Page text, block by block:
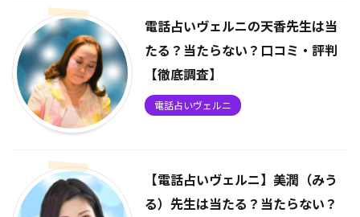
電話占いヴェルニの天香先生は当
たる？当たらない？口コミ・評判
【徹底調査】
電話占いヴェルニ
【電話占いヴェルニ】美潤（みう
る）先生は当たる？当たらない？